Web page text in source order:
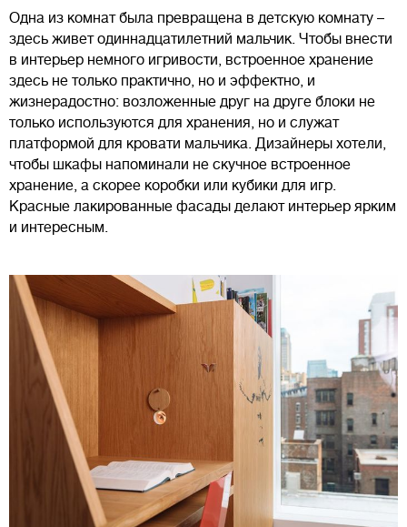
Одна из комнат была превращена в детскую комнату –
здесь живет одиннадцатилетний мальчик. Чтобы внести
в интерьер немного игривости, встроенное хранение
здесь не только практично, но и эффектно, и
жизнерадостно: возложенные друг на друге блоки не
только используются для хранения, но и служат
платформой для кровати мальчика. Дизайнеры хотели,
чтобы шкафы напоминали не скучное встроенное
хранение, а скорее коробки или кубики для игр.
Красные лакированные фасады делают интерьер ярким
и интересным.